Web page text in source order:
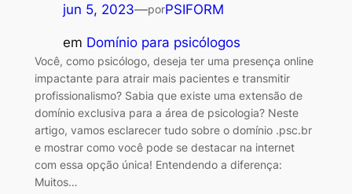
jun 5, 2023—porPSIFORM
em Domínio para psicólogos
Você, como psicólogo, deseja ter uma presença online
impactante para atrair mais pacientes e transmitir
profissionalismo? Sabia que existe uma extensão de
domínio exclusiva para a área de psicologia? Neste
artigo, vamos esclarecer tudo sobre o domínio .psc.br
e mostrar como você pode se destacar na internet
com essa opção única! Entendendo a diferença:
Muitos…